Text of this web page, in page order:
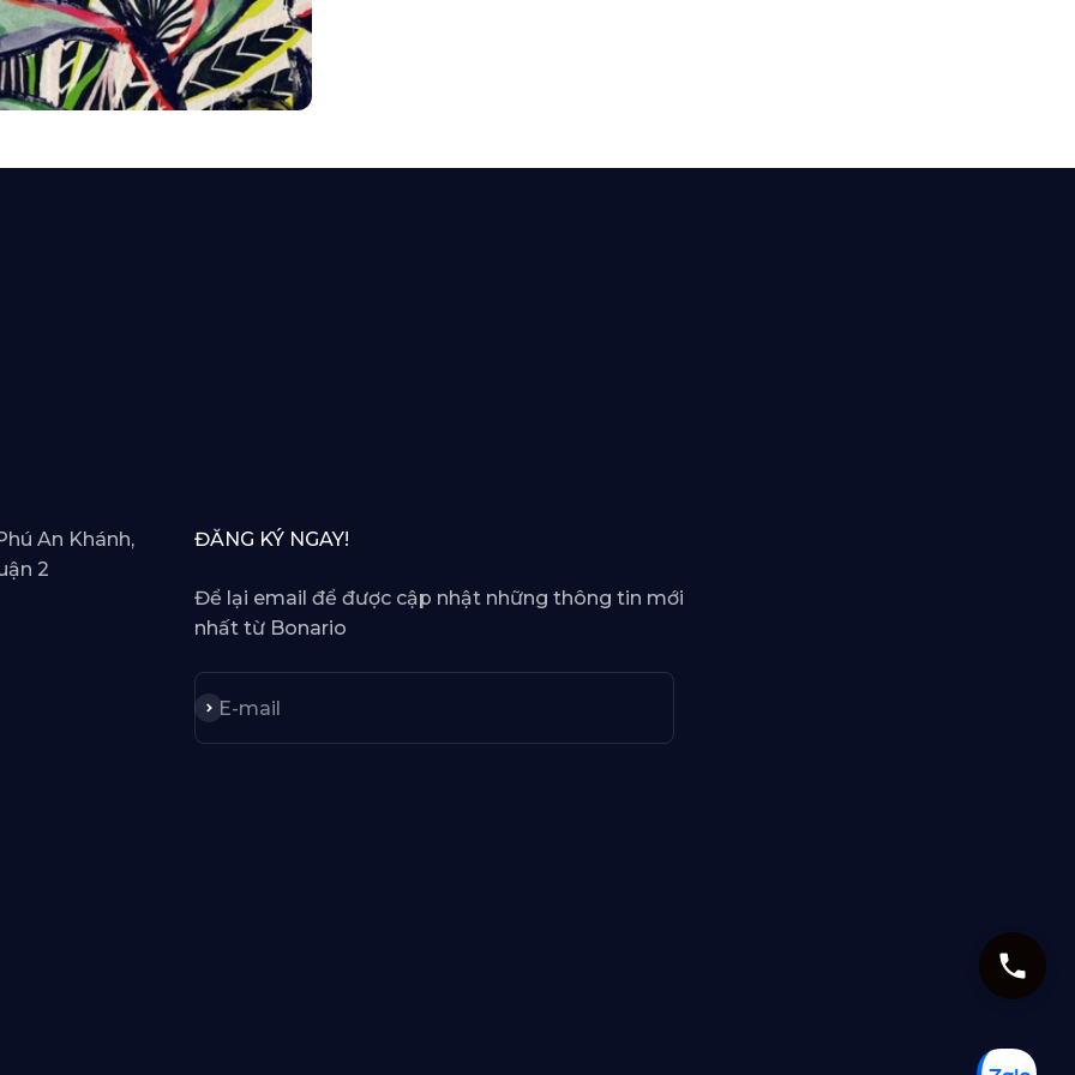
An Khánh,
2
ĐĂNG KÝ NGAY!
Để lại email để được cập nhật những thông tin mới
nhất từ Bonario
E-mail
Subscribe